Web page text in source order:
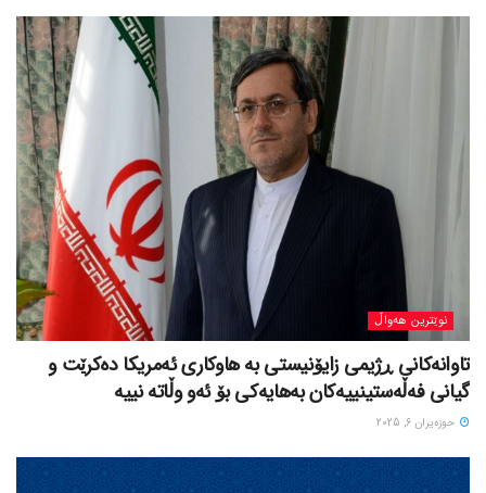
نوێترین هەواڵ
تاوانەکانی ڕژیمی زایۆنیستی بە هاوکاری ئەمریکا دەکرێت و
گیانی فەڵەستینییەکان بەهایەکی بۆ ئەو وڵاتە نییە
حوزه‌یران 6, 2025